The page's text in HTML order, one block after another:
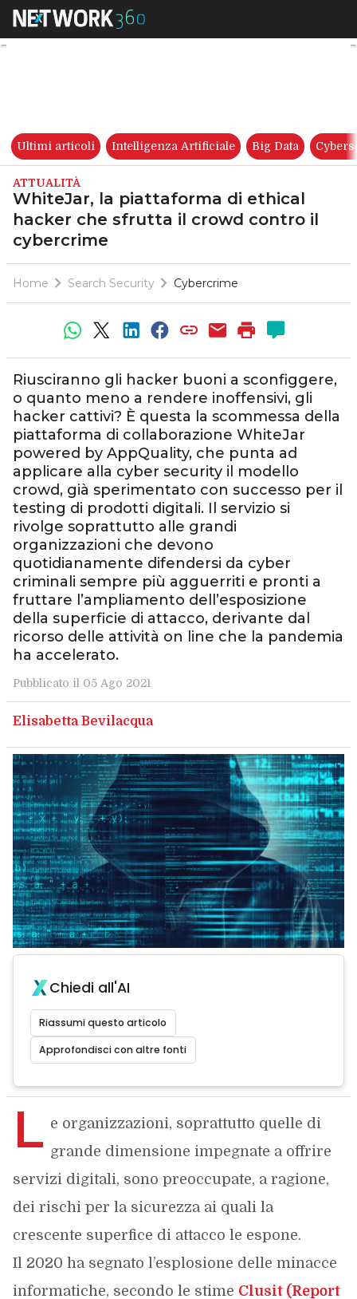
WhiteJar, la piattaforma di
Ultimi articoli Intelligenza Artificiale Big Data
ATTUALITÀ
WhiteJar, la piattaforma di ethical
hacker che sfrutta il crowd contro il
cybercrime
Home Search Security Cybercrime
Riusciranno gli hacker buoni a sconfiggere,
o quanto meno a rendere inoffensivi, gli
hacker cattivi? È questa la scommessa della
piattaforma di collaborazione WhiteJar
powered by AppQuality, che punta ad
applicare alla cyber security il modello
crowd, già sperimentato con successo per il
testing di prodotti digitali. Il servizio si
rivolge soprattutto alle grandi
organizzazioni che devono
quotidianamente difendersi da cyber
criminali sempre più agguerriti e pronti a
fruttare l’ampliamento dell’esposizione
della superficie di attacco, derivante dal
ricorso delle attività on line che la pandemia
ha accelerato.
Pubblicato il 05 Ago 2021
Elisabetta Bevilacqua
Chiedi all'AI
Riassumi questo articolo
Approfondisci con altre fonti
L e organizzazioni, soprattutto quelle di
grande dimensione impegnate a offrire
servizi digitali, sono preoccupate, a ragione,
dei rischi per la sicurezza ai quali la
crescente superfice di attacco le espone.
Il 2020 ha segnato l’esplosione delle minacce
informatiche, secondo le stime Clusit (Report